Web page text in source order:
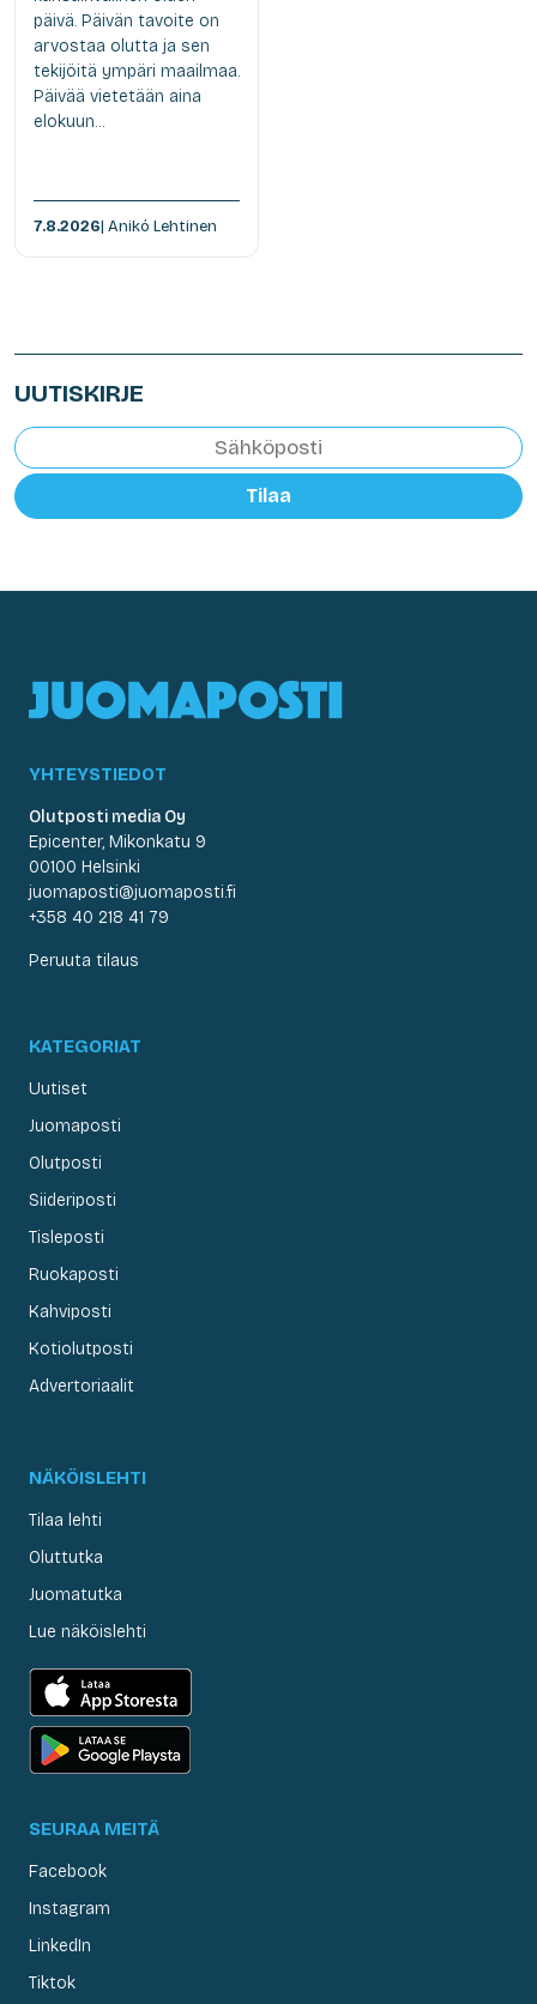
päivä. Päivän tavoite on
arvostaa olutta ja sen
tekijöitä ympäri maailmaa.
Päivää vietetään aina
elokuun...
7.8.2026| Anikó Lehtinen
UUTISKIRJE
Tilaa
YHTEYSTIEDOT
Olutposti media Oy
Epicenter, Mikonkatu 9
00100 Helsinki
juomaposti@juomaposti.fi
+358 40 218 41 79
Peruuta tilaus
KATEGORIAT
Uutiset
Juomaposti
Olutposti
Siideriposti
Tisleposti
Ruokaposti
Kahviposti
Kotiolutposti
Advertoriaalit
NÄKÖISLEHTI
Tilaa lehti
Oluttutka
Juomatutka
Lue näköislehti
SEURAA MEITÄ
Facebook
Instagram
LinkedIn
Tiktok